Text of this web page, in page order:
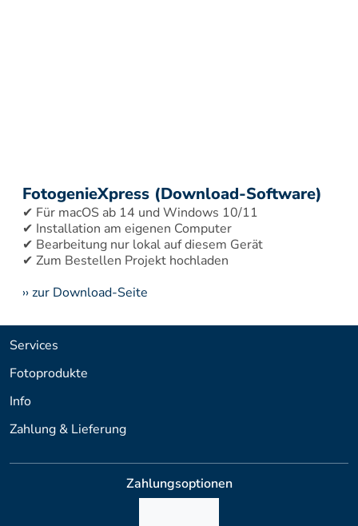
FotogenieXpress (Download-Software)
✔ Für macOS ab 14 und Windows 10/11
✔ Installation am eigenen Computer
✔ Bearbeitung nur lokal auf diesem Gerät
›› zur Download-Seite
Services
Fotoprodukte
Info
Zahlung & Lieferung
Zahlungsoptionen